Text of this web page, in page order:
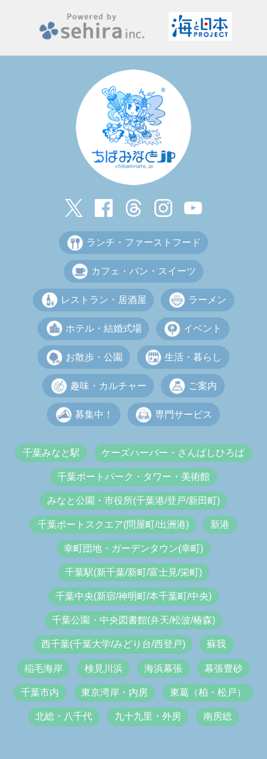
ランチ・ファーストフード
カフェ・パン・スイーツ
レストラン・居酒屋 ラーメン
ホテル・結婚式場 イベント
お散歩・公園 生活・暮らし
趣味・カルチャー ご案内
募集中！ 専門サービス
千葉みなと駅 ケーズハーバー・さんばしひろば
千葉ポートパーク・タワー・美術館
みなと公園・市役所(千葉港/登戸/新田町)
千葉ポートスクエア(問屋町/出洲港) 新港
幸町団地・ガーデンタウン(幸町)
千葉駅(新千葉/新町/富士見/栄町)
千葉中央(新宿/神明町/本千葉町/中央)
千葉公園・中央図書館(弁天/松波/椿森)
西千葉(千葉大学/みどり台/西登戸) 蘇我
稲毛海岸 検見川浜 海浜幕張 幕張豊砂
千葉市内 東京湾岸・内房 東葛（柏・松戸）
北総・八千代 九十九里・外房 南房総